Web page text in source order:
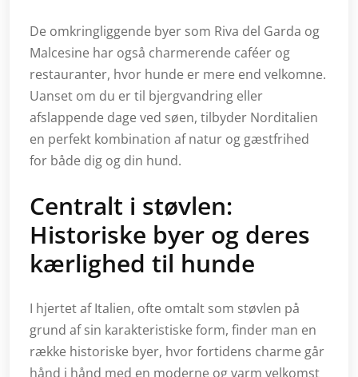
De omkringliggende byer som Riva del Garda og
Malcesine har også charmerende caféer og
restauranter, hvor hunde er mere end velkomne.
Uanset om du er til bjergvandring eller
afslappende dage ved søen, tilbyder Norditalien
en perfekt kombination af natur og gæstfrihed
for både dig og din hund.
Centralt i støvlen:
Historiske byer og deres
kærlighed til hunde
I hjertet af Italien, ofte omtalt som støvlen på
grund af sin karakteristiske form, finder man en
række historiske byer, hvor fortidens charme går
hånd i hånd med en moderne og varm velkomst